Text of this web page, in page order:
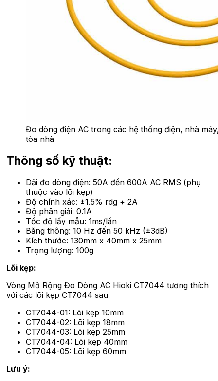
Đo dòng điện AC trong các hệ thống điện, nhà
tòa nhà
Thông số kỹ thuật:
Dải đo dòng điện: 50A đến 600A AC RMS (phụ
thuộc vào lõi kẹp)
Độ chính xác: ±1.5% rdg + 2A
Độ phân giải: 0.1A
Tốc độ lấy mẫu: 1ms/lần
Băng thông: 10 Hz đến 50 kHz (±3dB)
Kích thước: 130mm x 40mm x 25mm
Trọng lượng: 100g
Lõi kẹp:
Vòng Mở Rộng Đo Dòng AC Hioki CT7044 tương thích
với các lõi kẹp CT7044 sau:
CT7044-01: Lõi kẹp 10mm
CT7044-02: Lõi kẹp 18mm
CT7044-03: Lõi kẹp 25mm
CT7044-04: Lõi kẹp 40mm
CT7044-05: Lõi kẹp 60mm
Lưu ý: